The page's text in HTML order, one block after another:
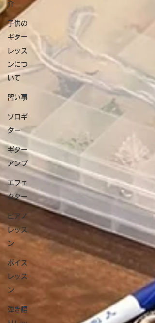
介
子供の
ギター
レッス
ンにつ
いて
習い事
ソロギ
ター
ギター
アンプ
エフェ
クター
ピアノ
レッス
ン
ボイス
レッス
ン
弾き語